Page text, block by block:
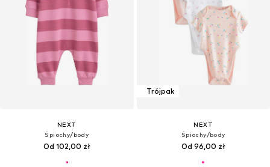
NEXT
Śpiochy/body
Od 102,00 zł
Trójpak
NEXT
Śpiochy/body
Od 96,00 zł